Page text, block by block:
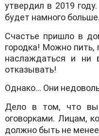
утвердил в 2019
будет намного больше.
Счастье пришло в
городка! Можно пить,
наслаждаться и
отказывать!
Однако… Они
Дело в том, что
оговорками. Лицам,
должно быть не менее